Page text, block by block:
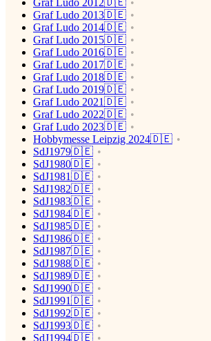
Graf Ludo 2012🇩🇪
Graf Ludo 2013🇩🇪
Graf Ludo 2014🇩🇪
Graf Ludo 2015🇩🇪
Graf Ludo 2016🇩🇪
Graf Ludo 2017🇩🇪
Graf Ludo 2018🇩🇪
Graf Ludo 2019🇩🇪
Graf Ludo 2021🇩🇪
Graf Ludo 2022🇩🇪
Graf Ludo 2023🇩🇪
Hobbymesse Leipzig 2024🇩🇪
SdJ1979🇩🇪
SdJ1980🇩🇪
SdJ1981🇩🇪
SdJ1982🇩🇪
SdJ1983🇩🇪
SdJ1984🇩🇪
SdJ1985🇩🇪
SdJ1986🇩🇪
SdJ1987🇩🇪
SdJ1988🇩🇪
SdJ1989🇩🇪
SdJ1990🇩🇪
SdJ1991🇩🇪
SdJ1992🇩🇪
SdJ1993🇩🇪
SdJ1994🇩🇪